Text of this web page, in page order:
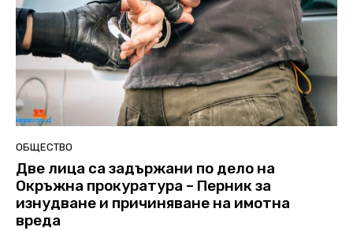
ОБЩЕСТВО
Две лица са задържани по дело на
Окръжна прокуратура – Перник за
изнудване и причиняване на имотна
вреда